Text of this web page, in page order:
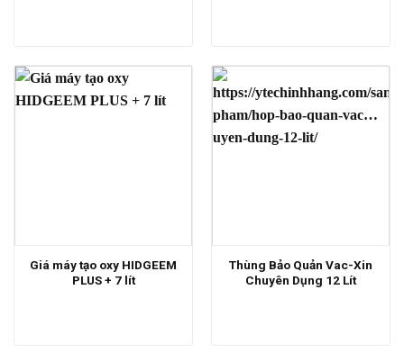
Giá máy tạo oxy HIDGEEM
PLUS + 7 lít
Thùng Bảo Quản Vac-Xin
Chuyên Dụng 12 Lít